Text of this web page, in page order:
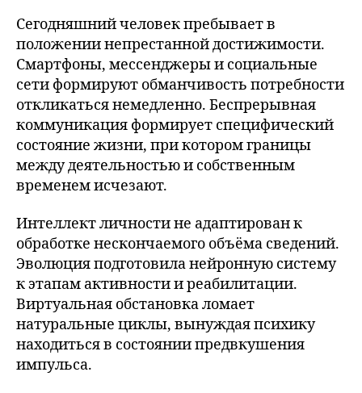
Сегодняшний человек пребывает в
положении непрестанной достижимости.
Смартфоны, мессенджеры и социальные
сети формируют обманчивость потребности
откликаться немедленно. Беспрерывная
коммуникация формирует специфический
состояние жизни, при котором границы
между деятельностью и собственным
временем исчезают.
Интеллект личности не адаптирован к
обработке нескончаемого объёма сведений.
Эволюция подготовила нейронную систему
к этапам активности и реабилитации.
Виртуальная обстановка ломает
натуральные циклы, вынуждая психику
находиться в состоянии предвкушения
импульса.